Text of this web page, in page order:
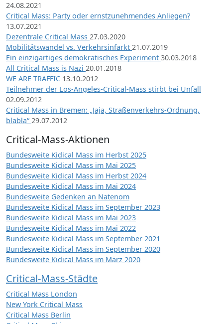
24.08.2021
Critical Mass: Party oder ernstzunehmendes Anliegen?
13.07.2021
Dezentrale Critical Mass 27.03.2020
Mobilitätswandel vs. Verkehrsinfarkt 21.07.2019
Ein einzigartiges demokratisches Experiment 30.03.2018
All Critical Mass is Nazi 20.01.2018
WE ARE TRAFFIC 13.10.2012
Teilnehmer der Los-Angeles-Critical-Mass stirbt bei Unfall
02.09.2012
Critical Mass in Bremen: „Jaja, Straßenverkehrs-Ordnung,
blabla“ 29.07.2012
Critical-Mass-Aktionen
Bundesweite Kidical Mass im Herbst 2025
Bundesweite Kidical Mass im Mai 2025
Bundesweite Kidical Mass im Herbst 2024
Bundesweite Kidical Mass im Mai 2024
Bundesweite Gedenken an Natenom
Bundesweite Kidical Mass im September 2023
Bundesweite Kidical Mass im Mai 2023
Bundesweite Kidical Mass im Mai 2022
Bundesweite Kidical Mass im September 2021
Bundesweite Kidical Mass im September 2020
Bundesweite Kidical Mass im März 2020
Critical-Mass-Städte
Critical Mass London
New York Critical Mass
Critical Mass Berlin